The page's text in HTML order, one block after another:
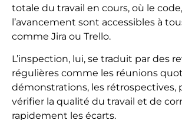
totale du travail en cours, où le
l’avancement sont accessibles à
comme Jira ou Trello.
L’inspection, lui, se traduit par des
régulières comme les réunions
démonstrations, les
vérifier la qualité du travail et de
rapidement les écarts.